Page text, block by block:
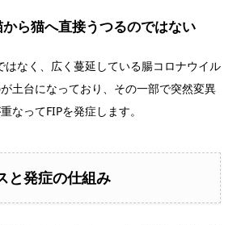
ら猫へ直接うつるのではない
はなく、広く蔓延している腸コロナウイル
土台になっており、その一部で突然変異
なってFIPを発症します。
と発症の仕組み